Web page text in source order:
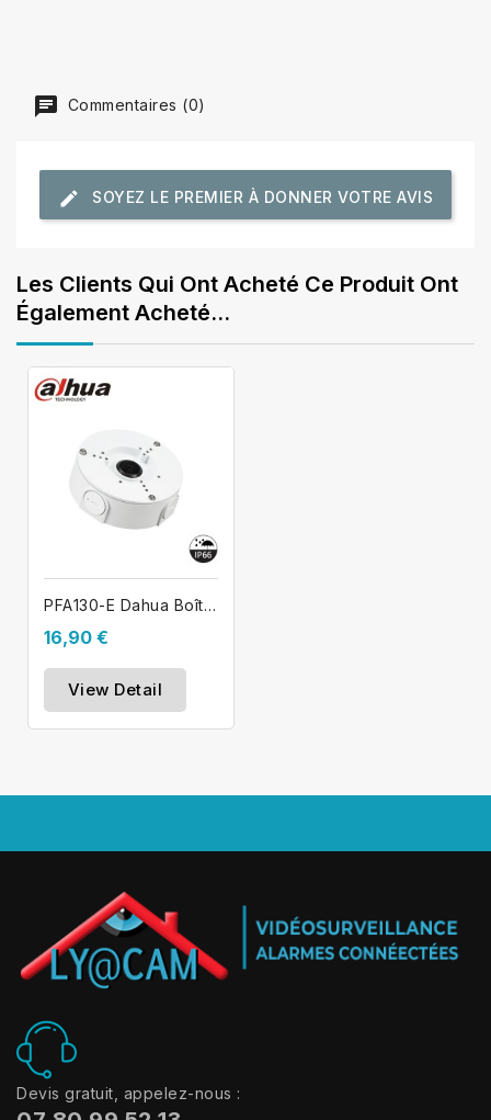
Commentaires (0)
SOYEZ LE PREMIER À DONNER VOTRE AVIS
Les Clients Qui Ont Acheté Ce Produit Ont
Également Acheté...
PFA130-E Dahua Boîte de jonction en...
16,90 €
View Detail
Devis gratuit, appelez-nous :